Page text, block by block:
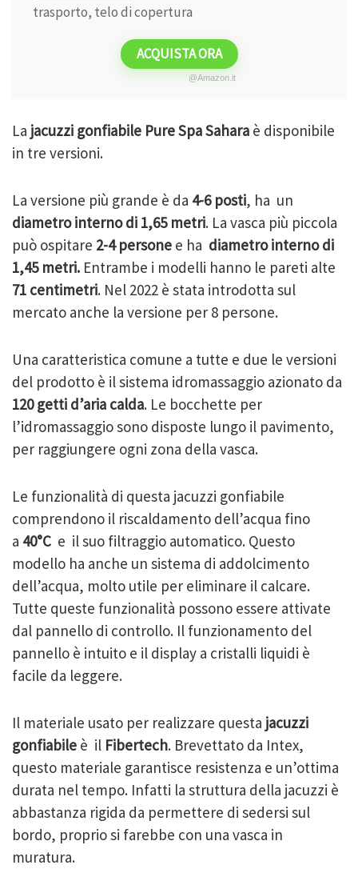
trasporto, telo di copertura
ACQUISTA ORA
@Amazon.it
La jacuzzi gonfiabile Pure Spa Sahara è disponibile
in tre versioni.
La versione più grande è da 4-6 posti, ha un
diametro interno di 1,65 metri. La vasca più piccola
può ospitare 2-4 persone e ha diametro interno di
1,45 metri. Entrambe i modelli hanno le pareti alte
71 centimetri. Nel 2022 è stata introdotta sul
mercato anche la versione per 8 persone.
Una caratteristica comune a tutte e due le versioni
del prodotto è il sistema idromassaggio azionato da
120 getti d’aria calda. Le bocchette per
l’idromassaggio sono disposte lungo il pavimento,
per raggiungere ogni zona della vasca.
Le funzionalità di questa jacuzzi gonfiabile
comprendono il riscaldamento dell’acqua fino
a 40°C e il suo filtraggio automatico. Questo
modello ha anche un sistema di addolcimento
dell’acqua, molto utile per eliminare il calcare.
Tutte queste funzionalità possono essere attivate
dal pannello di controllo. Il funzionamento del
pannello è intuito e il display a cristalli liquidi è
facile da leggere.
Il materiale usato per realizzare questa jacuzzi
gonfiabile è il Fibertech. Brevettato da Intex,
questo materiale garantisce resistenza e un’ottima
durata nel tempo. Infatti la struttura della jacuzzi è
abbastanza rigida da permettere di sedersi sul
bordo, proprio si farebbe con una vasca in
muratura.